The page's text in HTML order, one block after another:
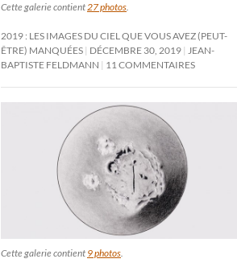
Cette galerie contient27 photos.
2019 : LES IMAGES DU CIEL QUE VOUS AVEZ (PEUT-
ÊTRE) MANQUÉES DÉCEMBRE 30, 2019 JEAN-
BAPTISTE FELDMANN
11 COMMENTAIRES
Cette galerie contient 9 photos